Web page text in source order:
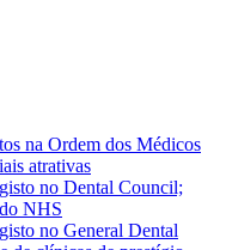
na Ordem dos Médicos
atrativas
no Dental Council;
NHS
no General Dental